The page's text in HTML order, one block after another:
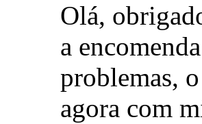
Olá,
a
problemas,
agora com